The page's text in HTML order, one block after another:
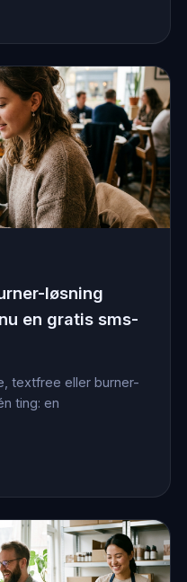
løsning
en gratis sms-
textfree eller burner-
ting: en